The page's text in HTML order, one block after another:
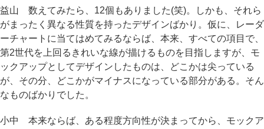
益山 数えてみたら、12個もありました(笑)。しかも、それら
がまったく異なる性質を持ったデザインばかり。仮に、レーダ
ーチャートに当てはめてみるならば、本来、すべての項目で、
第2世代を上回るきれいな線が描けるものを目指しますが、モ
ックアップとしてデザインしたものは、どこかは尖っている
が、その分、どこかがマイナスになっている部分がある。そん
なものばかりでした。
小中 本来ならば、ある程度方向性が決まってから、モックア